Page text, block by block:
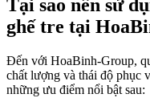
Tại sao nên sử
ghế tre tại
Đến với HoaBinh-Group,
chất lượng và thái độ phục
những ưu điểm nổi bật sau: